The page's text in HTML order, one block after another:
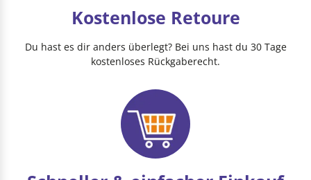
Kostenlose Retoure
Du hast es dir anders überlegt? Bei uns hast du 30 Tage
kostenloses Rückgaberecht.